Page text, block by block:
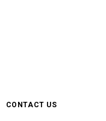
CONTACT US